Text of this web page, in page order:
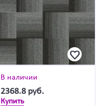
В наличии
2368.8 руб.
Купить